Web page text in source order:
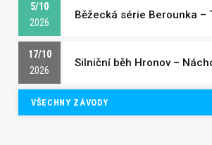
5/10
2026
Běžecká série Berounka –
17/10
2026
Silniční běh Hronov –
VŠECHNY ZÁVODY